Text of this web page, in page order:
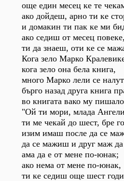
още един месец ке те
ако дойдеш, арно ти ке
и домакин ти пак ке ми
ако седиш от месец
ти да знаеш, оти ке се
Кога зело Марко
кога зело она бела книга,
много Марко лели се
бърго назад друга книга
во книгата вако му
"Ой ти мори, млада
ти ме чекай до шест, бре
изим имаш после да се
да се мажиш и друг маж
ама да е от мене по-юнак;
ако нема от мене по-юнак,
ти ке седиш още шест